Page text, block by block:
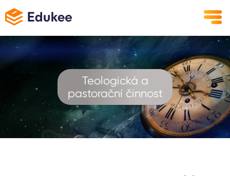
Teologická a
pastorační činnost